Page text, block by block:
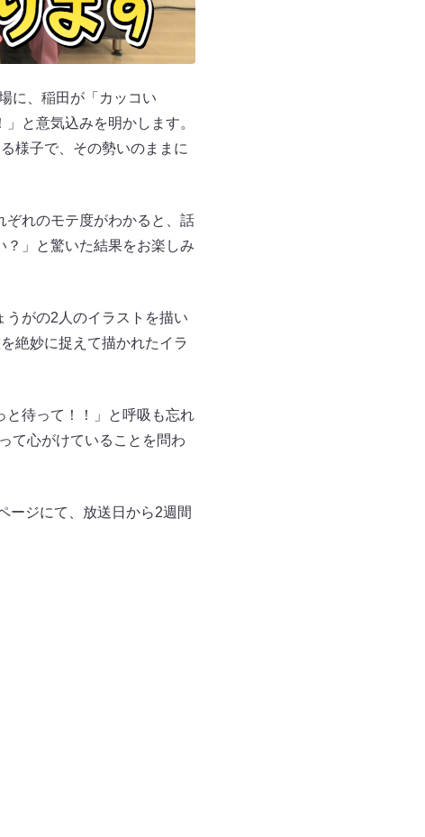
に、稲田が「カッコい
と意気込みを明かします。
様子で、その勢いのままに
ぞれのモテ度がわかると、話
」と驚いた結果をお楽しみ
がの2人のイラストを描い
絶妙に捉えて描かれたイラ
と待って！！」と呼吸も忘れ
て心がけていることを問わ
ージにて、放送日から2週間